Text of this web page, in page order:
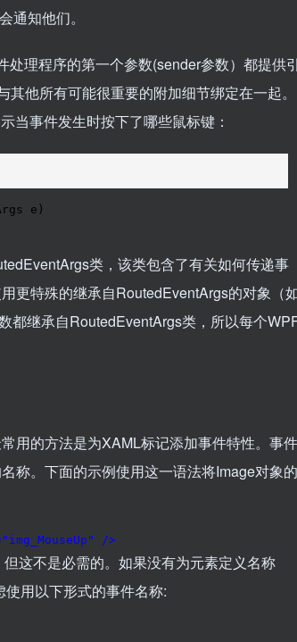
知他们。
理程序的第一个参数(sender参数）都提供
他所有可能很重要的附加细节绑定在一起。
当事件发生时按下了哪些鼠标键：
e)
类，该类包含了有关如何传递事
更特殊的继承自RoutedEventArgs的对象（
都继承自RoutedEventArgs类，所以每个
的方法是为XAML标记添加事件特性。事件
称。下面的示例使用这一语法将Image对象的
/>
这不是必需的。如果没有为元素定义名称
使用以下形式的事件名称: